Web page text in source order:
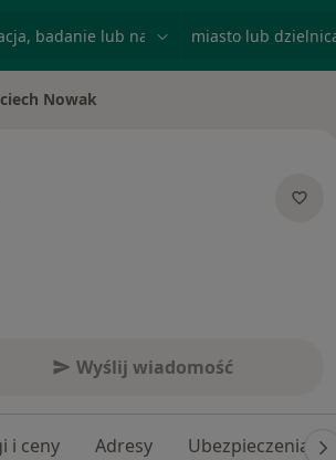
Nowak
Wyślij wiadomość
i ceny Adresy Ubezpieczenia